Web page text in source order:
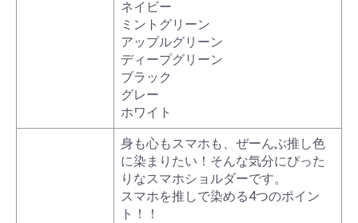
ネイビー
ミントグリーン
アップルグリーン
ディープグリーン
ブラック
グレー
ホワイト
身も心もスマホも、ぜーんぶ推し色
に染まりたい！そんな気分にぴった
りなスマホショルダーです。
スマホを推しで染める4つのポイン
ト！！